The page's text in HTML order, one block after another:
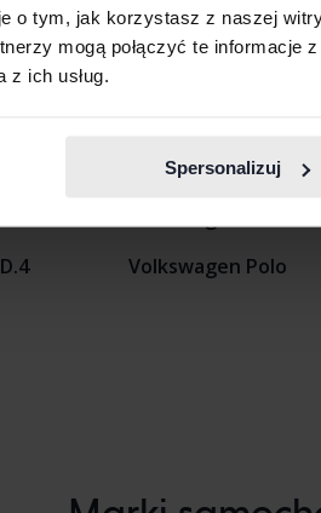
o tym, jak korzystasz z naszej
mogą połączyć te informacje
z ich usług.
Spersonalizuj
Volkswagen ID. Buzz
Volkswagen Polo